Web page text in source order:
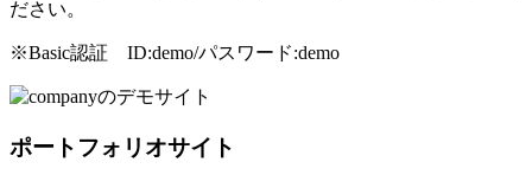
ださい。
※Basic認証 ID:demo/パスワード:demo
ポートフォリオサイト